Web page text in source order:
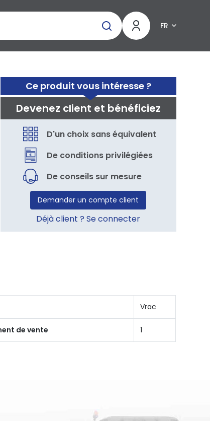
FR
Ce produit vous intéresse ?
Devenez client et bénéficiez
D'un choix sans équivalent
De conditions privilégiées
De conseils sur mesure
Demander un compte client
Déjà client ? Se connecter
Vrac
de vente 1